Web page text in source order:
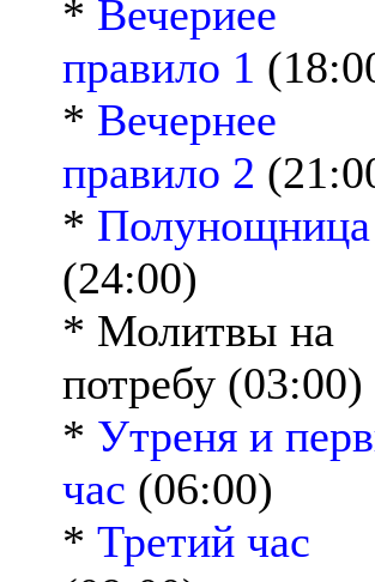
* Вечериее
правило 1
* Вечернее
правило 2
* Полунощница
(24:00)
* Молитвы на
потребу (03:00)
* Утреня и
час (06:00)
* Третий час